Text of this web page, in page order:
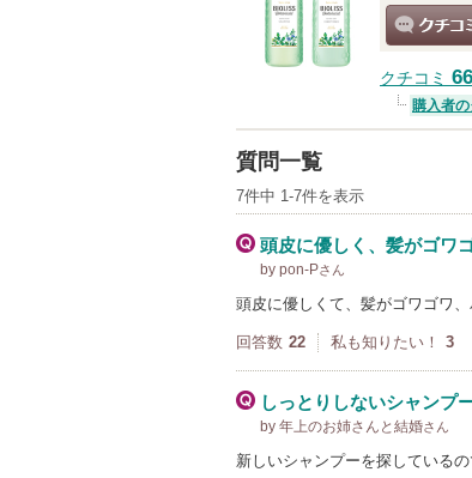
クチコミ 66
購入者
質問一覧
7件中 1-7件を表示
頭皮に優しく、髪がゴワ
by pon-Pさん
頭皮に優しくて、髪がゴワゴワ
回答数 22 私も知りたい！ 3
しっとりしないシャンプ
by 年上のお姉さんと結婚さん
新しいシャンプーを探している